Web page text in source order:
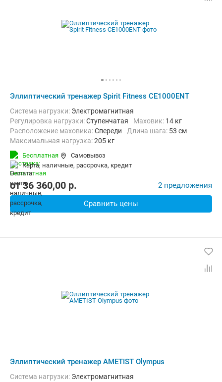
Эллиптический тренажер Spirit Fitness CE1000ENT
Система нагрузки: Электромагнитная
Регулировка нагрузки:Ступенчатая Маховик: 14 кг
Расположение маховика:Спереди Длина шага: 53 см
Максимальная нагрузка:205 кг
Бесплатная
Самовывоз
карта, наличные, рассрочка, кредит
от36 360,00 p. 2 предложения
Сравнить цены
Эллиптический тренажер AMETIST Olympus
Система нагрузки: Электромагнитная